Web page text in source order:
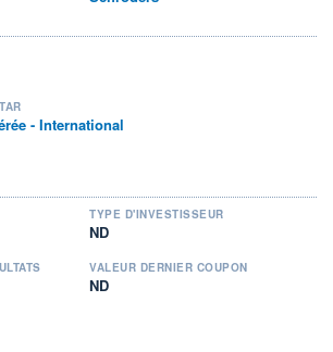
- International
TYPE D'INVESTISSEUR
ND
VALEUR DERNIER COUPON
ND